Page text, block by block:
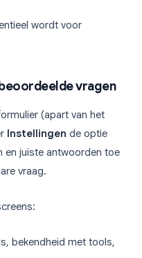
wordt voor
vragen
(apart van het
Instellingen de optie
en juiste antwoorden toe
vraag.
bekendheid met tools,